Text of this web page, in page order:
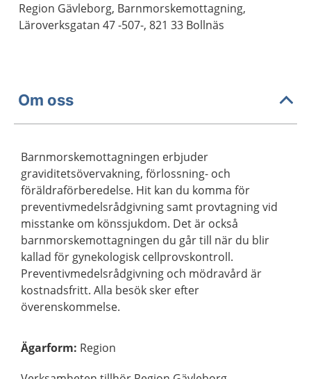
Region Gävleborg, Barnmorskemottagning,
Läroverksgatan 47 -507-, 821 33 Bollnäs
Om oss
Barnmorskemottagningen erbjuder
graviditetsövervakning, förlossning- och
föräldraförberedelse. Hit kan du komma för
preventivmedelsrådgivning samt provtagning vid
misstanke om könssjukdom. Det är också
barnmorskemottagningen du går till när du blir
kallad för gynekologisk cellprovskontroll.
Preventivmedelsrådgivning och mödravård är
kostnadsfritt. Alla besök sker efter
överenskommelse.
Ägarform: Region